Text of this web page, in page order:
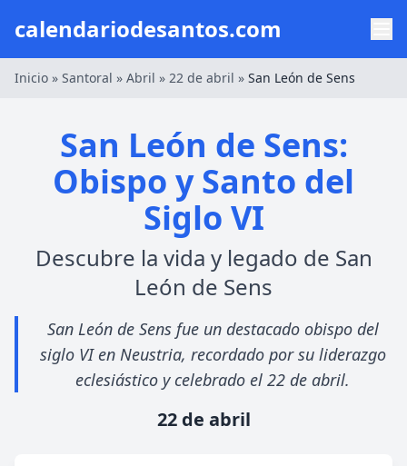
calendariodesantos.com
Inicio » Santoral » Abril » 22 de abril » San León de Sens
San León de Sens:
Obispo y Santo del
Siglo VI
Descubre la vida y legado de San
León de Sens
San León de Sens fue un destacado obispo del
siglo VI en Neustria, recordado por su liderazgo
eclesiástico y celebrado el 22 de abril.
22 de abril